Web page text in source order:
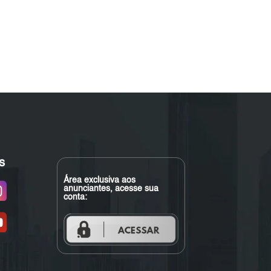
Área exclusiva aos
anunciantes, acesse sua
conta: